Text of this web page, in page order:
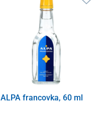
ALPA francovka, 60 ml